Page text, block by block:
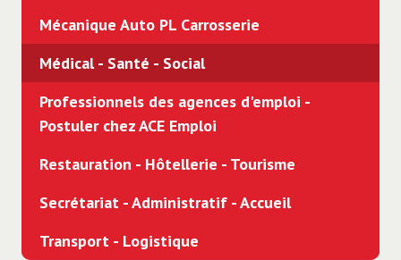
Mécanique Auto PL Carrosserie
Médical - Santé - Social
Professionnels des agences d'emploi -
Postuler chez ACE Emploi
Restauration - Hôtellerie - Tourisme
Secrétariat - Administratif - Accueil
Transport - Logistique